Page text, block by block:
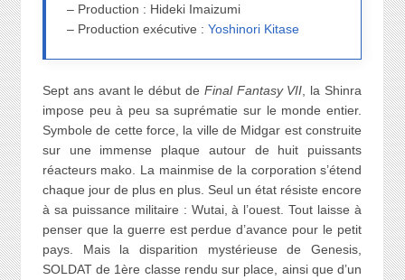
– Production : Hideki Imaizumi
– Production exécutive :Yoshinori Kitase
Sept ans avant le début de Final Fantasy VII , la Shinra
impose peu à peu sa suprématie sur le monde entier.
Symbole de cette force, la ville de Midgar est construite
sur une immense plaque autour de huit puissants
réacteurs mako. La mainmise de la corporation s’étend
chaque jour de plus en plus. Seul un état résiste encore
à sa puissance militaire : Wutai, à l’ouest. Tout laisse à
penser que la guerre est perdue d’avance pour le petit
pays. Mais la disparition mystérieuse de Genesis,
SOLDAT de 1ère classe rendu sur place, ainsi que d’un